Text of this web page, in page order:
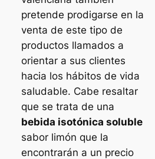
pretende prodigarse en la
venta de este tipo de
productos llamados a
orientar a sus clientes
hacia los hábitos de vida
saludable. Cabe resaltar
que se trata de una
bebida isotónica soluble
sabor limón que la
encontrarán a un precio